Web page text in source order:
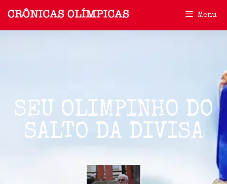
Menu
SEU OLIMPINHO DO
SALTO DA DIVISA